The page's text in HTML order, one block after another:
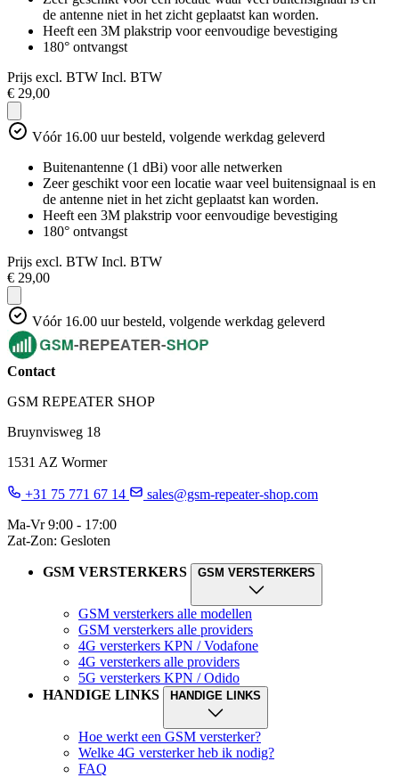
de antenne niet in het zicht geplaatst kan worden.
Heeft een 3M plakstrip voor eenvoudige bevestiging
180° ontvangst
Prijs excl. BTW Incl. BTW
€ 29,00
Vóór 16.00 uur besteld, volgende werkdag geleverd
Buitenantenne (1 dBi) voor alle netwerken
Zeer geschikt voor een locatie waar veel buitensignaal is en
de antenne niet in het zicht geplaatst kan worden.
Heeft een 3M plakstrip voor eenvoudige bevestiging
180° ontvangst
Prijs excl. BTW Incl. BTW
€ 29,00
Vóór 16.00 uur besteld, volgende werkdag geleverd
Contact
GSM REPEATER SHOP
Bruynvisweg 18
1531 AZ Wormer
+31 75 771 67 14
sales@gsm-repeater-shop.com
Ma-Vr 9:00 - 17:00
Zat-Zon: Gesloten
GSM VERSTERKERS GSM VERSTERKERS
GSM versterkers alle modellen
GSM versterkers alle providers
4G versterkers KPN / Vodafone
4G versterkers alle providers
5G versterkers KPN / Odido
HANDIGE LINKS
HANDIGE LINKS
Hoe werkt een GSM versterker?
Welke 4G versterker heb ik nodig?
FAQ